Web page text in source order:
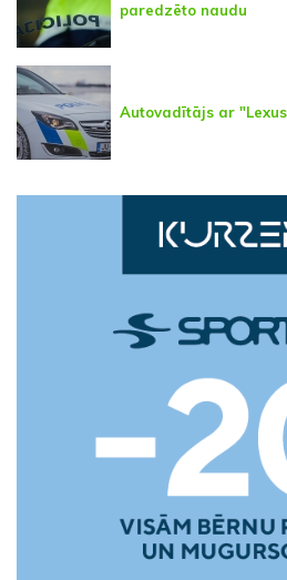
paredzēto naudu
Autovadītājs ar